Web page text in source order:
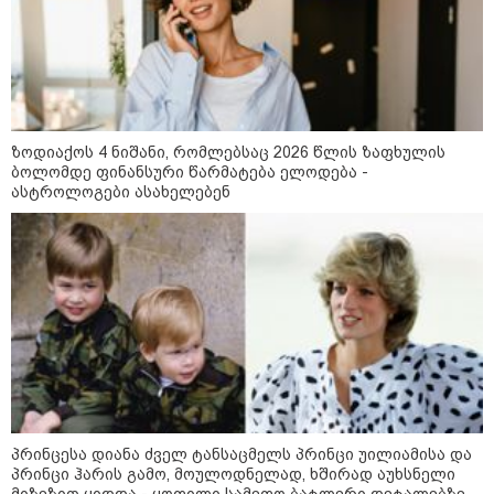
„რუსოფობიის“ გამო სწუხან
რეჟიმი აბრალებს ქართველ
ჯარისკაცებს და სახელმწიფოს
რაიმეს 2008 წლის აგვისტოს ომში
- არანაირი დანაშაული არ
დაბრალებია ქართულ მხარეს
ბაიბა ბრაჟე - საქართველოს
ტერიტორიის 20% კვლავ რუსეთის
ოკუპაციის ქვეშაა, ლატვია ამას
არასდროს აღიარებს და ურყევად
უჭერს მხარს საქართველოს
სუვერენიტეტსა და ტერიტორიულ
მთლიანობას
ელინა ვალტონენი - ფინეთი
მხარს უჭერს საქართველოს
სუვერენიტეტსა და ტერიტორიულ
მთლიანობას - რუსეთს
ვალდებულებების შესრულებისკენ
მოვუწოდებთ
საზოგადოება
ზოდიაქოს 4 ნიშანი, რომლებსაც 2026 წლის ზაფხულის
ბოლომდე ფინანსური წარმატება ელოდება -
ასტროლოგები ასახელებენ
პრინცესა დიანა ძველ ტანსაცმელს პრინცი უილიამისა და
პრინცი ჰარის გამო, მოულოდნელად, ხშირად აუხსნელი